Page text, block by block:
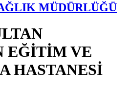
MÜDÜRLÜĞÜ
EĞİTİM VE
HASTANESİ